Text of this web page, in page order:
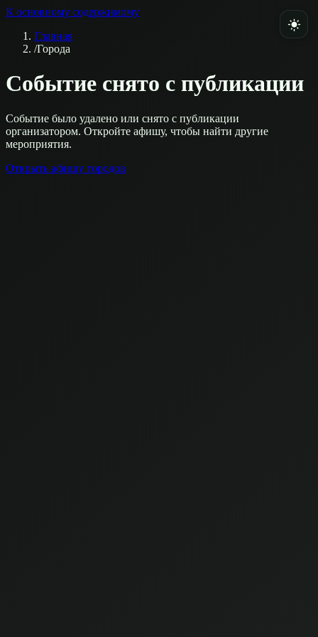
К основному содержимому
Главная
/Города
Событие снято с публикации
Событие было удалено или снято с публикации
организатором. Откройте афишу, чтобы найти другие
мероприятия.
Открыть афишу городов